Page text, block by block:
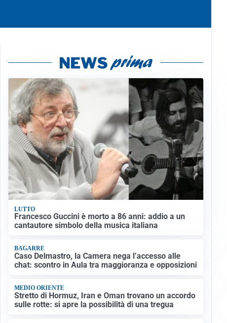
LUTTO
Francesco Guccini è morto a 86 anni: addio a un
cantautore simbolo della musica italiana
BAGARRE
Caso Delmastro, la Camera nega l’accesso alle
chat: scontro in Aula tra maggioranza e opposizioni
MEDIO ORIENTE
Stretto di Hormuz, Iran e Oman trovano un accordo
sulle rotte: si apre la possibilità di una tregua